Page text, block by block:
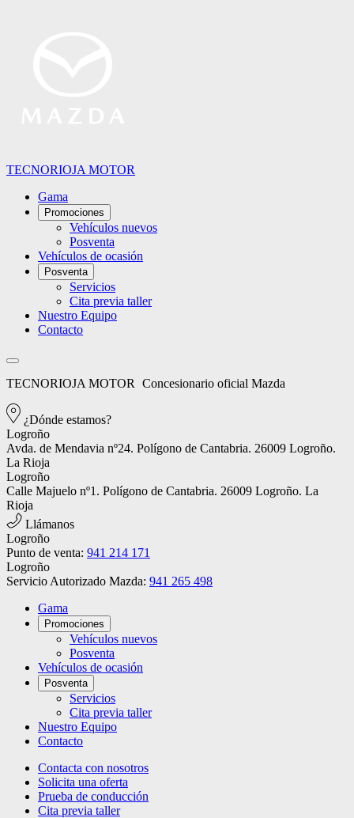
TECNORIOJA MOTOR
Gama
Promociones
Vehículos nuevos
Posventa
Vehículos de ocasión
Posventa
Servicios
Cita previa taller
Nuestro Equipo
Contacto
TECNORIOJA MOTOR Concesionario oficial Mazda
¿Dónde estamos?
Logroño
Avda. de Mendavia nº24. Polígono de Cantabria. 26009 Logroño.
La Rioja
Logroño
Calle Majuelo nº1. Polígono de Cantabria. 26009 Logroño. La
Rioja
Llámanos
Logroño
Punto de venta: 941 214 171
Logroño
Servicio Autorizado Mazda: 941 265 498
Gama
Promociones
Vehículos nuevos
Posventa
Vehículos de ocasión
Posventa
Servicios
Cita previa taller
Nuestro Equipo
Contacto
Contacta con nosotros
Solicita una oferta
Prueba de conducción
Cita previa taller